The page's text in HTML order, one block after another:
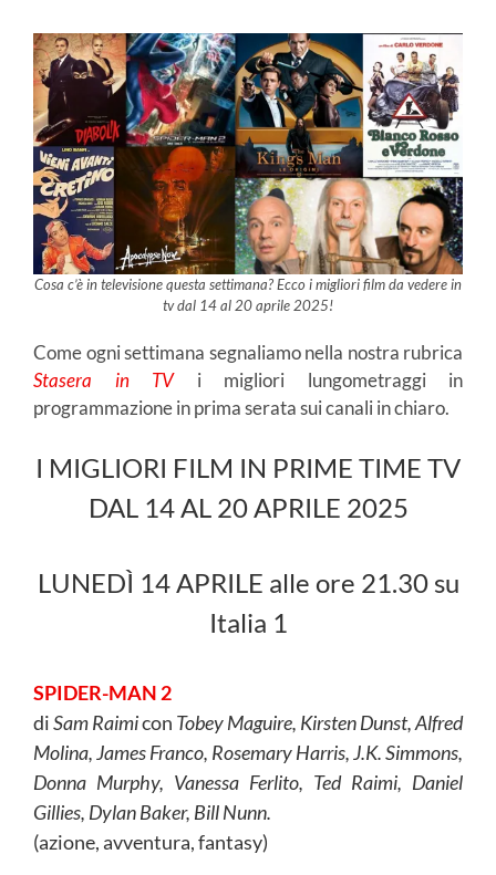
Cosa c’è in televisione questa settimana? Ecco i migliori film da vedere in
tv dal 14 al 20 aprile 2025!
Come ogni settimana segnaliamo nella nostra rubrica
Stasera in TVi migliori lungometraggi in
programmazione in prima serata sui canali in chiaro.
I MIGLIORI FILM IN PRIME TIME TV
DAL 14 AL 20 APRILE 2025
LUNEDÌ 14 APRILE alle ore 21.30 su
Italia 1
SPIDER-MAN 2
diSam Raimicon Tobey Maguire, Kirsten Dunst, Alfred
Molina, James Franco, Rosemary Harris, J.K. Simmons,
Donna Murphy, Vanessa Ferlito, Ted Raimi, Daniel
Gillies, Dylan Baker, Bill Nunn.
(azione, avventura, fantasy)